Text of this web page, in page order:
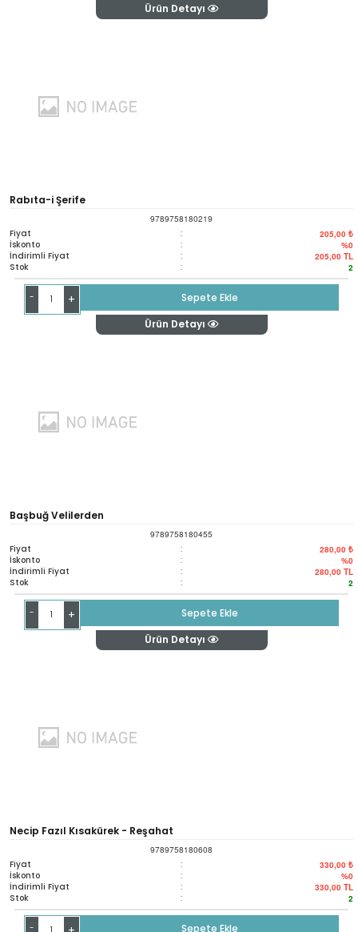
Ürün Detayı
Rabıta-i Şerife
9789758180219
Fiyat : 205,00 ₺
İskonto : %0
İndirimli Fiyat : 205,00 TL
Stok : 2
- +
Sepete Ekle
Ürün Detayı
Başbuğ Velilerden
9789758180455
Fiyat : 280,00 ₺
İskonto : %0
İndirimli Fiyat : 280,00 TL
Stok : 2
- +
Sepete Ekle
Ürün Detayı
Necip Fazıl Kısakürek - Reşahat
9789758180608
Fiyat : 330,00 ₺
İskonto : %0
İndirimli Fiyat : 330,00 TL
Stok : 2
-
Sepete Ekle